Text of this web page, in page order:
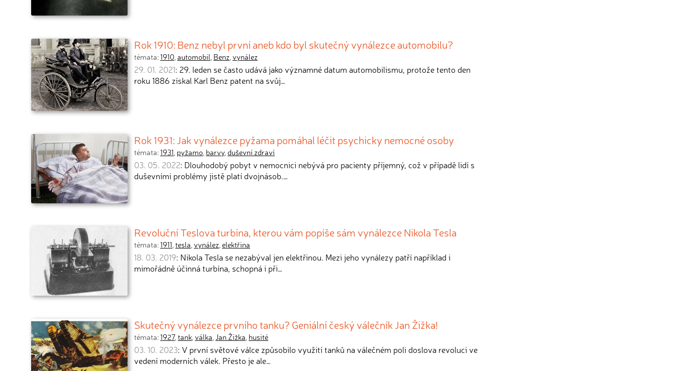
Rok 1910: Benz nebyl první aneb kdo byl skutečný vynálezce automobilu?
témata:1910,automobil, Benz,vynález
29. 01. 2021: 29. leden se často udává jako významné datum automobilismu, protože tento den
roku 1886 získal Karl Benz patent na svůj…
Rok 1931: Jak vynálezce pyžama pomáhal léčit psychicky nemocné osoby
témata:1931, pyžamo, barvy,duševní zdraví
03. 05. 2022: Dlouhodobý pobyt v nemocnici nebývá pro pacienty příjemný, což v případě lidí s
duševními problémy jistě platí dvojnásob.…
Revoluční Teslova turbína, kterou vám popíše sám vynálezce Nikola Tesla
témata:1911,tesla,vynález,elektřina
18. 03. 2019: Nikola Tesla se nezabýval jen elektřinou. Mezi jeho vynálezy patří například i
mimořádně účinná turbína, schopná i při…
Skutečný vynálezce prvního tanku? Geniální český válečník Jan Žižka!
témata:1927,tank,válka,Jan Žižka, husité
03. 10. 2023: V první světové válce způsobilo využití tanků na válečném poli doslova revoluci ve
vedení moderních válek. Přesto je ale…